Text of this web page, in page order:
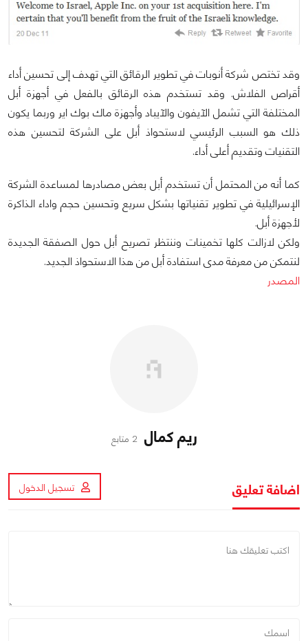
وقد تختص شركة أنوبات في تطوير الرقائق التي تهدف إلى تحسين أداء
أقراص الفلاش. وقد تستخدم هذه الرقائق بالفعل في أجهزة أبل
المختلفة التي تشمل الآيفون والآيباد وأجهزة ماك بوك اير وربما يكون
ذلك هو السبب الرئيسي لاستحواذ أبل على الشركة لتحسين هذه
التقنيات وتقديم أعلى أداء.
كما أنه من المحتمل أن تستخدم أبل بعض مصادرها لمساعدة الشركة
الإسرائيلية في تطوير تقنياتها بشكل سريع وتحسين حجم واداء الذاكرة
لأجهزة أبل.
ولكن لازالت كلها تخمينات وننتظر تصريح أبل حول الصفقة الجديدة
لنتمكن من معرفة مدى استفادة أبل من هذا الاستحواذ الجديد.
المصدر
ريم كمال 2 متابع
اضافة تعليق تسجيل الدخول